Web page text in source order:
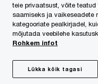
Savisaar
teie privaatsust, võite
saamiseks ja vaikeseadete
kategooriate pealkirjadel,
mõjutada veebilehe
Rohkem infot
Lükka kõik tagasi